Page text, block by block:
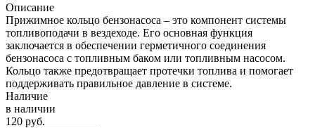
Описание
Прижимное кольцо бензонасоса – это компонент системы
топливоподачи в вездеходе. Его основная функция
заключается в обеспечении герметичного соединения
бензонасоса с топливным баком или топливным насосом.
Кольцо также предотвращает протечки топлива и помогает
поддерживать правильное давление в системе.
Наличие
в наличии
120 руб.